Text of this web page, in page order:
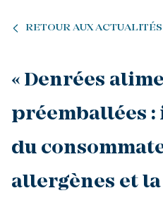
RETOUR AUX ACTUALITÉS
« Denrées
préemballées
du
allergènes et la